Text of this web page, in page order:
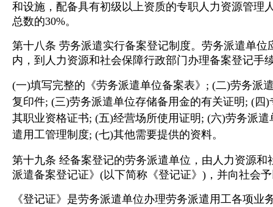
和设施，配备具有初级以上资质的专职人力资源管理
总数的30%。
第十八条 劳务派遣实行备案登记制度。劳务派遣单位
内，到人力资源和社会保障行政部门办理备案登记手
(一)填写完整的《劳务派遣单位备案表》; (二)劳务派
复印件; (三)劳务派遣单位存储备用金的有关证明; (四)
其职业资格证书; (五)经营场所使用证明; (六)劳务派遣
遣用工管理制度; (七)其他需要提供的资料。
第十九条 经备案登记的劳务派遣单位，由人力资源和
派遣备案登记证》(以下简称《登记证》)，并向社会
《登记证》是劳务派遣单位办理劳务派遣用工各项业